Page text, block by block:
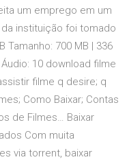
um emprego em um
instituição foi tomado
Tamanho: 700 MB | 336
10 download filme
filme q desire; q
Como Baixar; Contas
de Filmes… Baixar
Com muita
via torrent, baixar